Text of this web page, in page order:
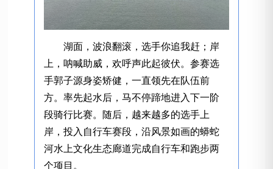
湖面，波浪翻滚，选手你追我赶；岸
上，呐喊助威，欢呼声此起彼伏。参赛选
手郭子源身姿矫健，一直领先在队伍前
方。率先起水后，马不停蹄地进入下一阶
段骑行比赛。随后，越来越多的选手上
岸，投入自行车赛段，沿风景如画的蟒蛇
河水上文化生态廊道完成自行车和跑步两
个项目。